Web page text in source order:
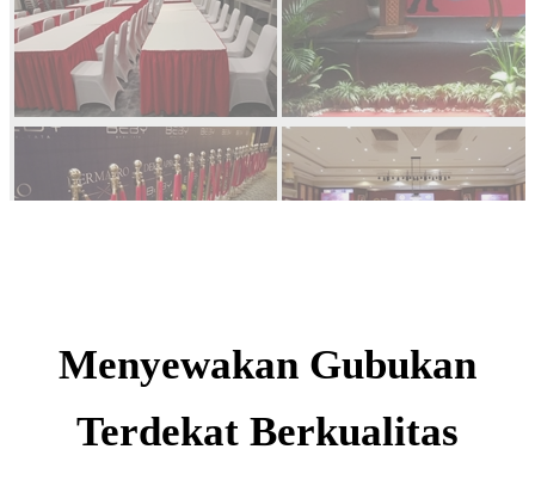
Menyewakan Gubukan
Terdekat Berkualitas